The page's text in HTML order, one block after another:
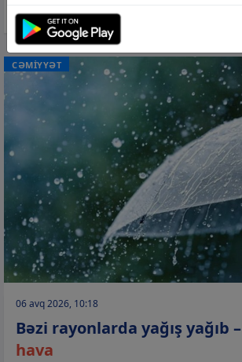
CƏMİYYƏT
06 avq 2026, 10:18
Bəzi rayonlarda yağış yağıb –
hava